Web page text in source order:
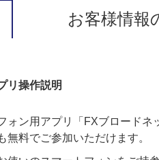
お客様情報
リ操作説明
ォン用アプリ「FXブロードネ
無料でご参加いただけます。